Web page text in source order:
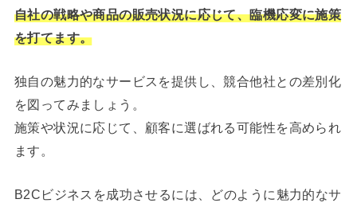
自社の戦略や商品の販売状況に応じて、臨機応変に施策
を打てます。
独自の魅力的なサービスを提供し、競合他社との差別化
を図ってみましょう。
施策や状況に応じて、顧客に選ばれる可能性を高められ
ます。
B2Cビジネスを成功させるには、どのように魅力的なサ